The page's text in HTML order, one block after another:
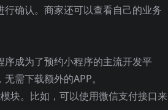
确认。商家还可以查看自己的业务
成为了预约小程序的主流开发平
需下载额外的APP。
块。比如，可以使用微信支付接口来